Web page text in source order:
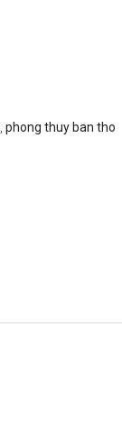
phong thuy ban tho